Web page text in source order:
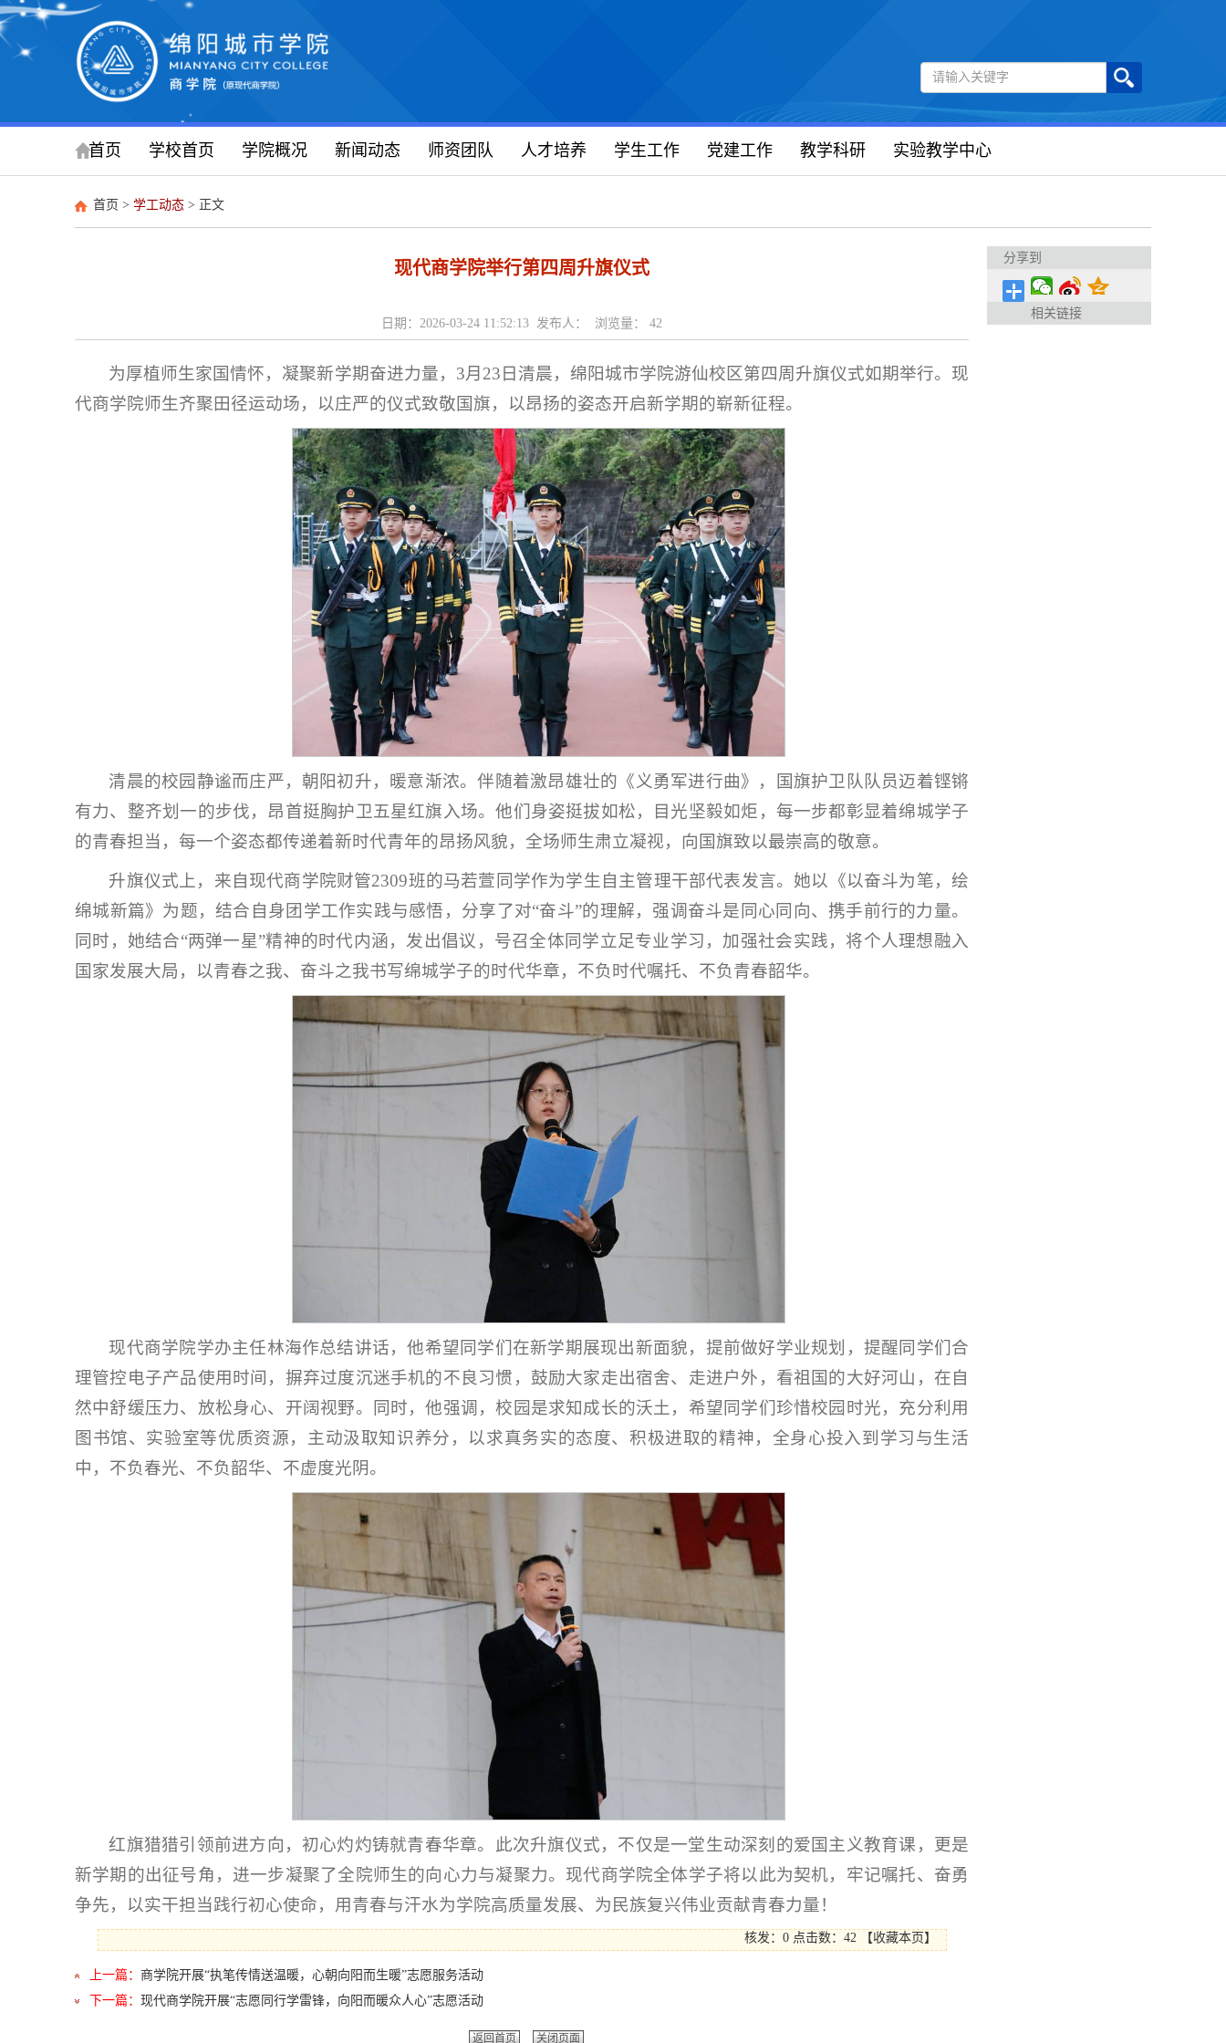
首页 学校首页 学院概况 新闻动态 师资团队 人才培养 学生工作 党建工作 教学科研 实验教学中心
首页 > 学工动态 > 正文
现代商学院举行第四周升旗仪式
日期：2026-03-24 11:52:13 发布人： 浏览量： 42
为厚植师生家国情怀，凝聚新学期奋进力量，3月23日清晨，绵阳城市学院游仙校区第四周升旗仪式如期举行。现
代商学院师生齐聚田径运动场，以庄严的仪式致敬国旗，以昂扬的姿态开启新学期的崭新征程。
清晨的校园静谧而庄严，朝阳初升，暖意渐浓。伴随着激昂雄壮的《义勇军进行曲》，国旗护卫队队员迈着铿锵
有力、整齐划一的步伐，昂首挺胸护卫五星红旗入场。他们身姿挺拔如松，目光坚毅如炬，每一步都彰显着绵城学子
的青春担当，每一个姿态都传递着新时代青年的昂扬风貌，全场师生肃立凝视，向国旗致以最崇高的敬意。
升旗仪式上，来自现代商学院财管2309班的马若萱同学作为学生自主管理干部代表发言。她以《以奋斗为笔，绘
绵城新篇》为题，结合自身团学工作实践与感悟，分享了对“奋斗”的理解，强调奋斗是同心同向、携手前行的力量。
同时，她结合“两弹一星”精神的时代内涵，发出倡议，号召全体同学立足专业学习，加强社会实践，将个人理想融入
国家发展大局，以青春之我、奋斗之我书写绵城学子的时代华章，不负时代嘱托、不负青春韶华。
现代商学院学办主任林海作总结讲话，他希望同学们在新学期展现出新面貌，提前做好学业规划，提醒同学们合
理管控电子产品使用时间，摒弃过度沉迷手机的不良习惯，鼓励大家走出宿舍、走进户外，看祖国的大好河山，在自
然中舒缓压力、放松身心、开阔视野。同时，他强调，校园是求知成长的沃土，希望同学们珍惜校园时光，充分利用
图书馆、实验室等优质资源，主动汲取知识养分，以求真务实的态度、积极进取的精神，全身心投入到学习与生活
中，不负春光、不负韶华、不虚度光阴。
红旗猎猎引领前进方向，初心灼灼铸就青春华章。此次升旗仪式，不仅是一堂生动深刻的爱国主义教育课，更是
新学期的出征号角，进一步凝聚了全院师生的向心力与凝聚力。现代商学院全体学子将以此为契机，牢记嘱托、奋勇
争先，以实干担当践行初心使命，用青春与汗水为学院高质量发展、为民族复兴伟业贡献青春力量！
核发：0 点击数： 42 【收藏本页 】
上一篇： 商学院开展“执笔传情送温暖，心朝向阳而生暖”志愿服务活动
下一篇： 现代商学院开展“志愿同行学雷锋，向阳而暖众人心”志愿活动
返回首页 关闭页面
分享到
相关链接